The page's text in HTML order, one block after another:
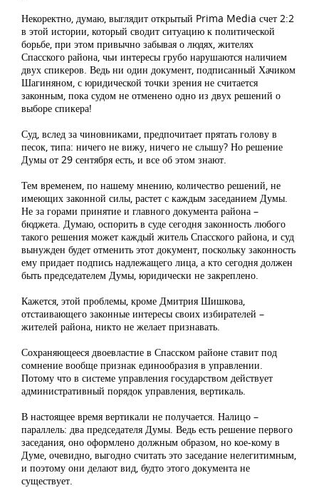
Некоректно, думаю, выглядит открытый Prima Media счет 2:2
в этой истории, который сводит ситуацию к политической
борьбе, при этом привычно забывая о людях, жителях
Спасского района, чьи интересы грубо нарушаются наличием
двух спикеров. Ведь ни один документ, подписанный Хачиком
Шагиняном, с юридической точки зрения не считается
законным, пока судом не отменено одно из двух решений о
выборе спикера!
Суд, вслед за чиновниками, предпочитает прятать голову в
песок, типа: ничего не вижу, ничего не слышу? Но решение
Думы от 29 сентября есть, и все об этом знают.
Тем временем, по нашему мнению, количество решений, не
имеющих законной силы, растет с каждым заседанием Думы.
Не за горами принятие и главного документа района –
бюджета. Думаю, оспорить в суде сегодня законность любого
такого решения может каждый житель Спасского района, и суд
вынужден будет отменить этот документ, поскольку законность
ему придает подпись надлежащего лица, а кто сегодня должен
быть председателем Думы, юридически не закреплено.
Кажется, этой проблемы, кроме Дмитрия Шишкова,
отстаивающего законные интересы своих избирателей –
жителей района, никто не желает признавать.
Сохраняющееся двоевластие в Спасском районе ставит под
сомнение вообще признак единообразия в управлении.
Потому что в системе управления государством действует
административный порядок управления, вертикаль.
В настоящее время вертикали не получается. Налицо –
параллель: два председателя Думы. Ведь есть решение первого
заседания, оно оформлено должным образом, но кое-кому в
Думе, очевидно, выгодно считать это заседание нелегитимным,
и поэтому они делают вид, будто этого документа не
существует.